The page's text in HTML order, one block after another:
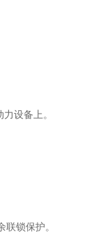
设备上。
联锁保护。